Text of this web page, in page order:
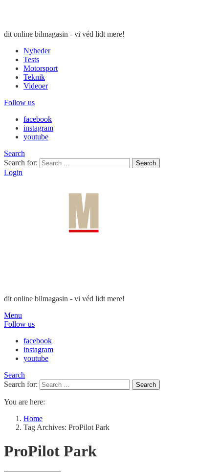
dit online bilmagasin - vi véd lidt mere!
Nyheder
Tests
Motorsport
Teknik
Videoer
Follow us
facebook
instagram
youtube
Search
Search for:
Search
Login
dit online bilmagasin - vi véd lidt mere!
Menu
Follow us
facebook
instagram
youtube
Search
Search for:
Search
You are here:
Home
Tag Archives: ProPilot Park
ProPilot Park